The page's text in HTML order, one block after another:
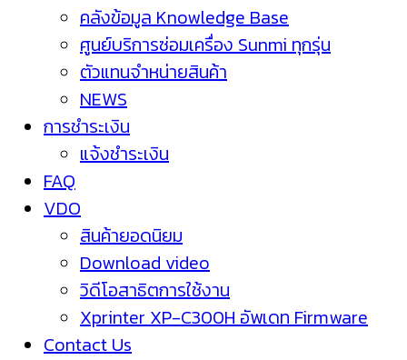
คลังข้อมูล Knowledge Base
ศูนย์บริการซ่อมเครื่อง Sunmi ทุกรุ่น
ตัวแทนจำหน่ายสินค้า
NEWS
การชำระเงิน
แจ้งชำระเงิน
FAQ
VDO
สินค้ายอดนิยม
Download video
วิดีโอสาธิตการใช้งาน
Xprinter XP-C300H อัพเดท Firmware
Contact Us